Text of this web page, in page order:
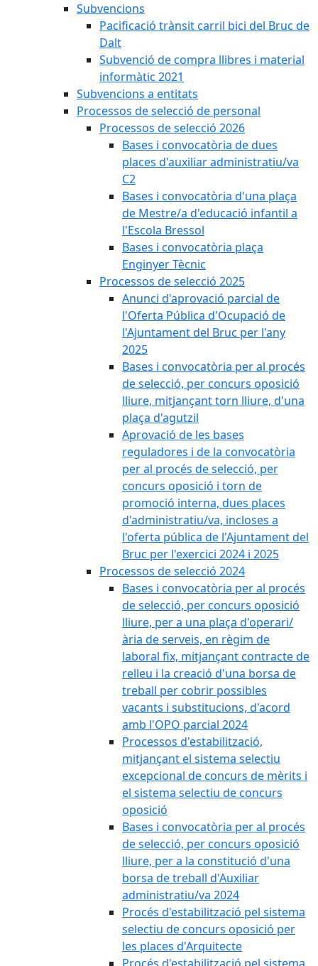
Subvencions
Pacificació trànsit carril bici del Bruc de
Dalt
Subvenció de compra llibres i material
informàtic 2021
Subvencions a entitats
Processos de selecció de personal
Processos de selecció 2026
Bases i convocatòria de dues
places d'auxiliar administratiu/va
C2
Bases i convocatòria d'una plaça
de Mestre/a d'educació infantil a
l'Escola Bressol
Bases i convocatòria plaça
Enginyer Tècnic
Processos de selecció 2025
Anunci d'aprovació parcial de
l'Oferta Pública d'Ocupació de
l'Ajuntament del Bruc per l'any
2025
Bases i convocatòria per al procés
de selecció, per concurs oposició
lliure, mitjançant torn lliure, d'una
plaça d'agutzil
Aprovació de les bases
reguladores i de la convocatòria
per al procés de selecció, per
concurs oposició i torn de
promoció interna, dues places
d'administratiu/va, incloses a
l'oferta pública de l'Ajuntament del
Bruc per l'exercici 2024 i 2025
Processos de selecció 2024
Bases i convocatòria per al procés
de selecció, per concurs oposició
lliure, per a una plaça d'operari/
ària de serveis, en règim de
laboral fix, mitjançant contracte de
relleu i la creació d'una borsa de
treball per cobrir possibles
vacants i substitucions, d'acord
amb l'OPO parcial 2024
Processos d'estabilització,
mitjançant el sistema selectiu
excepcional de concurs de mèrits i
el sistema selectiu de concurs
oposició
Bases i convocatòria per al procés
de selecció, per concurs oposició
lliure, per a la constitució d'una
borsa de treball d'Auxiliar
administratiu/va 2024
Procés d'estabilització pel sistema
selectiu de concurs oposició per
les places d'Arquitecte